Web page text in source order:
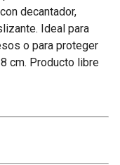
decantador,
Ideal para
o para proteger
cm. Producto libre